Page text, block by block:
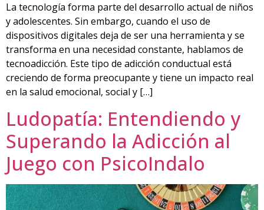
La tecnología forma parte del desarrollo actual de niños
y adolescentes. Sin embargo, cuando el uso de
dispositivos digitales deja de ser una herramienta y se
transforma en una necesidad constante, hablamos de
tecnoadicción. Este tipo de adicción conductual está
creciendo de forma preocupante y tiene un impacto real
en la salud emocional, social y […]
Ludopatía: Entendiendo y
Superando la Adicción al
Juego con PsicoIndalo